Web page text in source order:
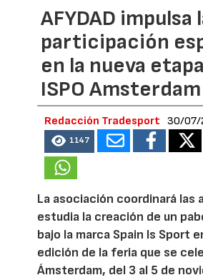
AFYDAD impulsa
participación
en la nueva
ISPO
Redacción Tradesport 30/07/
1147
La asociación coordinará las
estudia la creación de un
bajo la marca Spain Is Sport
edición de la feria que se
Ámsterdam, del 3 al 5 de